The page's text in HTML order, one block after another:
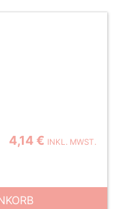
4,14 € INKL. MWST.